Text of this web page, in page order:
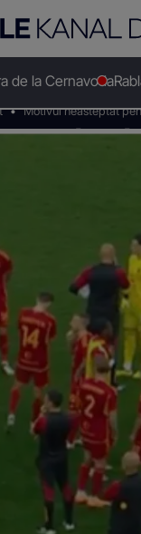
de la Cernavoda
Motivul neasteptat
s-a